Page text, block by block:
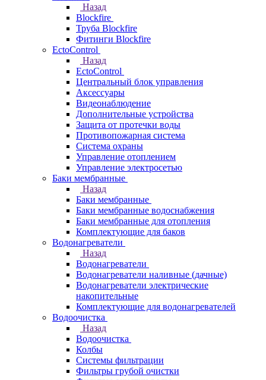
Назад
Blockfire
Труба Blockfire
Фитинги Blockfire
EctoControl
Назад
EctoControl
Центральный блок управления
Аксессуары
Видеонаблюдение
Дополнительные устройства
Защита от протечки воды
Противопожарная система
Система охраны
Управление отоплением
Управление электросетью
Баки мембранные
Назад
Баки мембранные
Баки мембранные водоснабжения
Баки мембранные для отопления
Комплектующие для баков
Водонагреватели
Назад
Водонагреватели
Водонагреватели наливные (дачные)
Водонагреватели электрические
накопительные
Комплектующие для водонагревателей
Водоочистка
Назад
Водоочистка
Колбы
Системы фильтрации
Фильтры грубой очистки